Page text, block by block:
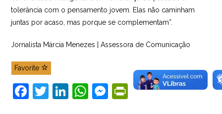
tolerância com o pensamento jovem. Elas não caminham
juntas por acaso, mas porque se complementam”.
Jornalista Márcia Menezes | Assessora de Comunicação
Favorite
F
T
Li
W M
Pr